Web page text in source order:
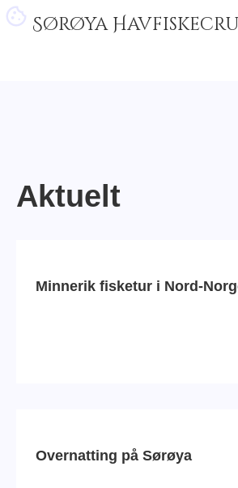
Sørøya
Aktuelt
Minnerik fisketur i Nord-
Overnatting på Sørøya